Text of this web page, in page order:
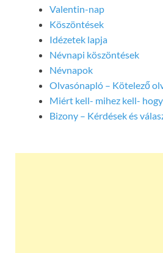
Valentin-nap
Köszöntések
Idézetek lapja
Névnapi köszöntések
Névnapok
Olvasónapló – Kötelező
Miért kell- mihez kell-
Bizony – Kérdések és